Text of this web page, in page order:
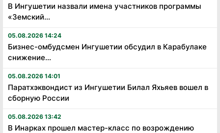
В Ингушетии назвали имена участников программы
«Земский...
05.08.2026 14:24
Бизнес-омбудсмен Ингушетии обсудил в Карабулаке
снижение...
05.08.2026 14:01
Паратхэквондист из Ингушетии Билал Яхьяев вошел в
сборную России
05.08.2026 13:42
В Инарках прошел мастер-класс по возрождению